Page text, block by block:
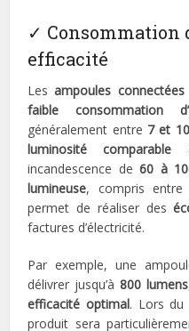
✓ Consommation
efficacité
Lesampoules
faible consommation
généralement entre 7 et
luminosité comparable
incandescence de60 à
lumineuse, compris entre
permet de réaliser des
factures d’électricité.
Par exemple, une
délivrer jusqu’à 800 lumens
efficacité optimal. Lors du
produit sera